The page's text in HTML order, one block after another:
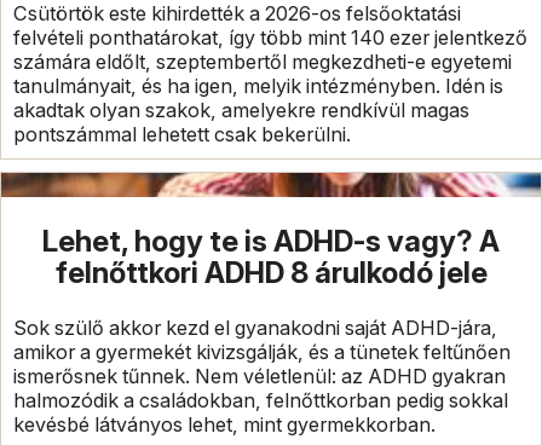
Csütörtök este kihirdették a 2026-os felsőoktatási
felvételi ponthatárokat, így több mint 140 ezer jelentkező
számára eldőlt, szeptembertől megkezdheti-e egyetemi
tanulmányait, és ha igen, melyik intézményben. Idén is
akadtak olyan szakok, amelyekre rendkívül magas
pontszámmal lehetett csak bekerülni.
Lehet, hogy te is ADHD-s vagy? A
felnőttkori ADHD 8 árulkodó jele
Sok szülő akkor kezd el gyanakodni saját ADHD-jára,
amikor a gyermekét kivizsgálják, és a tünetek feltűnően
ismerősnek tűnnek. Nem véletlenül: az ADHD gyakran
halmozódik a családokban, felnőttkorban pedig sokkal
kevésbé látványos lehet, mint gyermekkorban.